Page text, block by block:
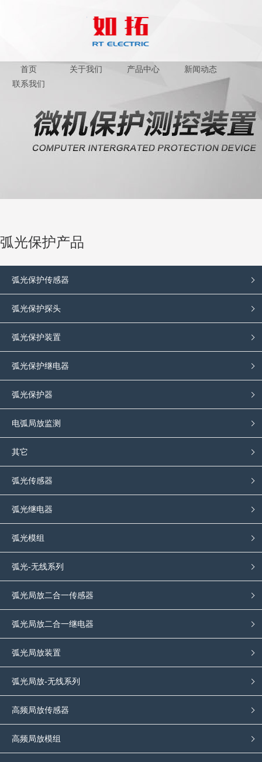
首页 关于我们 产品中心
新闻动态
联系我们
弧光保护产品
弧光保护传感器
弧光保护探头
弧光保护装置
弧光保护继电器
弧光保护器
电弧局放监测
其它
弧光传感器
弧光继电器
弧光模组
弧光-无线系列
弧光局放二合一传感器
弧光局放二合一继电器
弧光局放装置
弧光局放-无线系列
高频局放传感器
高频局放模组